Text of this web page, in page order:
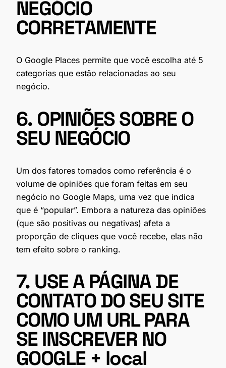
NEGÓCIO
CORRETAMENTE
O Google Places permite que você escolha até 5
categorias que estão relacionadas ao seu
negócio.
6. OPINIÕES SOBRE O
SEU NEGÓCIO
Um dos fatores tomados como referência é o
volume de opiniões que foram feitas em seu
negócio no Google Maps, uma vez que indica
que é “popular”. Embora a natureza das opiniões
(que são positivas ou negativas) afeta a
proporção de cliques que você recebe, elas não
tem efeito sobre o ranking.
7. USE A PÁGINA DE
CONTATO DO SEU SITE
COMO UM URL PARA
SE INSCREVER NO
GOOGLE + local